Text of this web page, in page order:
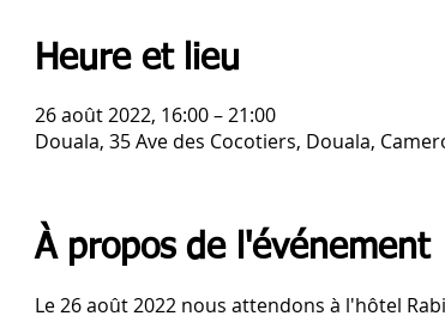
Heure et lieu
26 août 2022, 16:00 – 21:00
Douala, 35 Ave des Cocotiers, Douala,
À propos de l'événement
Le 26 août 2022 nous attendons à l'hôtel